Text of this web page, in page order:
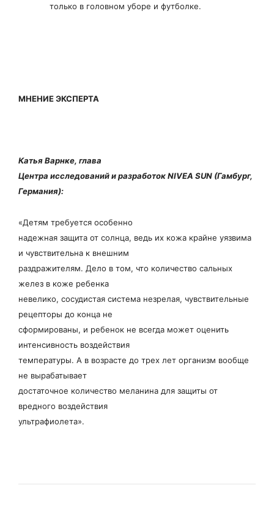
только в головном уборе и футболке.
МНЕНИЕ ЭКСПЕРТА
Катья Варнке, глава
Центра исследований и разработокNIVEA SUN (Гамбург,
Германия):
«Детям требуется особенно
надежная защита от солнца, ведь их кожа крайне уязвима
и чувствительна к внешним
раздражителям. Дело в том, что количество сальных
желез в коже ребенка
невелико, сосудистая система незрелая, чувствительные
рецепторы до конца не
сформированы, и ребенок не всегда может оценить
интенсивность воздействия
температуры. А в возрасте до трех лет организм вообще
не вырабатывает
достаточное количество меланина для защиты от
вредного воздействия
ультрафиолета».